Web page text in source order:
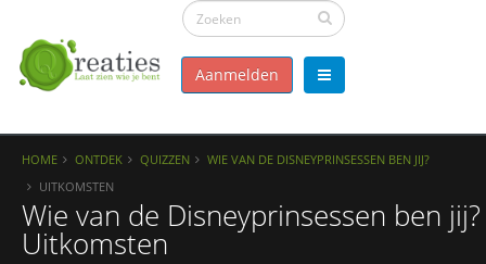
Aanmelden
HOME ONTDEK QUIZZEN
WIE VAN DE DISNEYPRINSESSEN BEN JIJ?
UITKOMSTEN
Wie van de Disneyprinsessen ben
Uitkomsten